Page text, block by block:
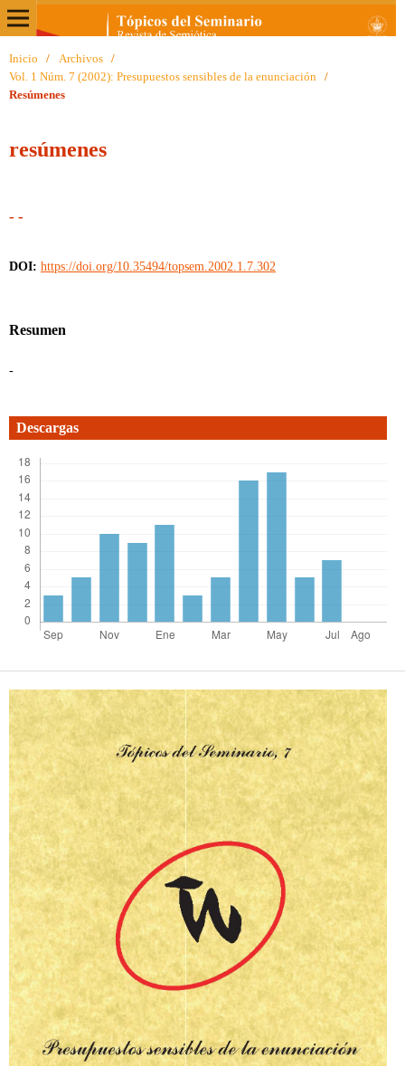
Inicio / Archivos
/
Vol. 1 Núm. 7 (2002): Presupuestos sensibles de la enunciación
/
Resúmenes
resúmenes
- -
DOI: https://doi.org/10.35494/topsem.2002.1.7.302
Resumen
-
Descargas